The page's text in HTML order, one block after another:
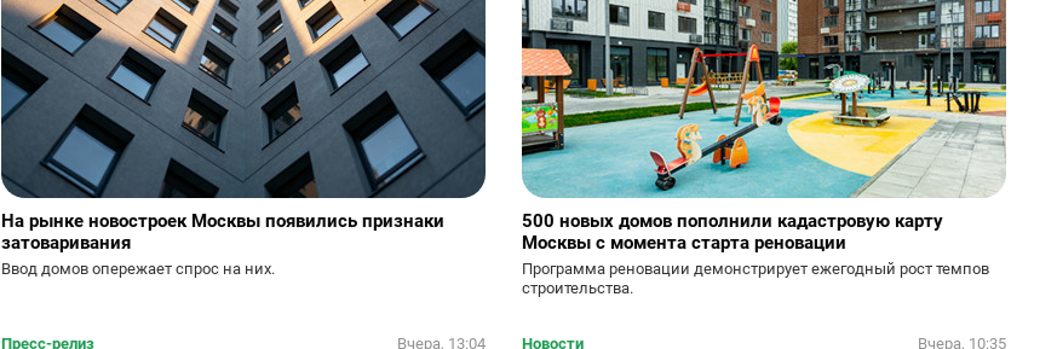
На рынке новостроек Москвы появились признаки
затоваривания
Ввод домов опережает спрос на них.
Пресс-релиз Вчера, 13:04
500 новых домов пополнили кадастровую карту
Москвы с момента старта реновации
Программа реновации демонстрирует ежегодный рост темпов
строительства.
Новости Вчера, 10:35